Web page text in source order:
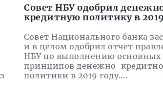
Совет НБУ одобрил
кредитную политику в
Совет Национального банка
и в целом одобрил отчет
НБУ по выполнению основных
принципов денежно-
политики в 2019 году….